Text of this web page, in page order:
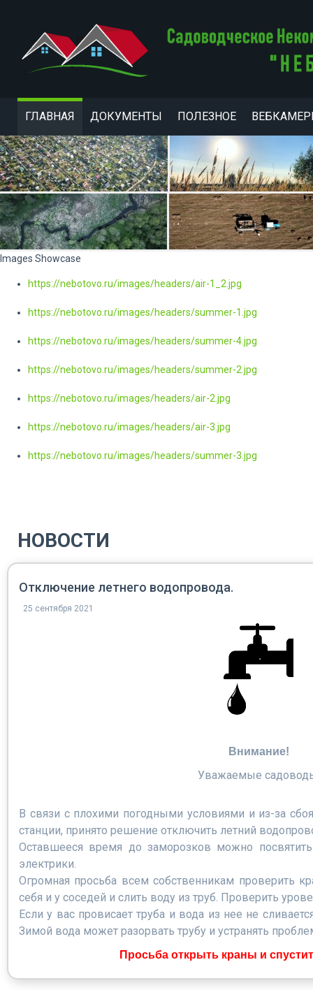
ГЛАВНАЯ ДОКУМЕНТЫ ПОЛЕЗНОЕ
Images Showcase
https://nebotovo.ru/images/headers/air-1_2.jpg
https://nebotovo.ru/images/headers/summer-1.jpg
https://nebotovo.ru/images/headers/summer-4.jpg
https://nebotovo.ru/images/headers/summer-2.jpg
https://nebotovo.ru/images/headers/air-2.jpg
https://nebotovo.ru/images/headers/air-3.jpg
https://nebotovo.ru/images/headers/summer-3.jpg
НОВОСТИ
Отключение летнего водопровода.
25 сентября 2021
Внимание!
Уважаемые
В связи с плохими погодными условиями и из-за
станции, принято решение отключить летний
Оставшееся время до заморозков можно
электрики.
Огромная просьба всем собственникам проверить
себя и у соседей и слить воду из труб. Проверить
Если у вас провисает труба и вода из нее не
Зимой вода может разорвать трубу и устранять
Просьба открыть краны и